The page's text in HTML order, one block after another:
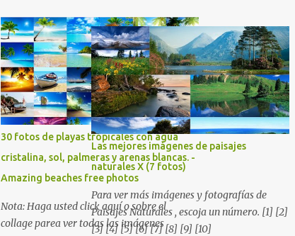
que al igual que yo, ustedes disfruten de
estas increíbles imágenes que son un
merecido tributo a nuestro planeta. Las
verdes montañas, los ríos de agua viva,
lagos, bosques y cascadas, son algunos de
los elementos que hoy acompañan a esta
serie fascinante de fotografía sobre paisajes
naturales. Que tengan un feliz jueves
(imágenes con mensajes) con mis mejores
deseos a través de la distancia.
Sinceramente, José Luis Ávila Herrera.
30 fotos de playas tropicales con agua
cristalina, sol, palmeras y arenas blancas. -
Amazing beaches free photos
Nota: Haga usted click aquí o sobre el
collage parea ver todas las imágenes
alarde de su encantadora belleza. Espero
que al igual que yo, ustedes disfruten de
estas increíbles imágenes que son un
merecido tributo a nuestro planeta. Las
verdes montañas, los ríos de agua viva,
lagos, bosques y cascadas, son algunos de
los elementos que hoy acompañan a esta
serie fascinante de fotografía sobre paisajes
naturales. Que tengan un feliz jueves
(imágenes con mensajes) con mis mejores
deseos a través de la distancia.
Sinceramente, José Luis Ávila Herrera.
Las mejores imágenes de paisajes
naturales X (7 fotos)
Para ver más imágenes y fotografías de
Paisajes Naturales , escoja un número. [1] [2]
[3] [4] [5] [6] [7] [8] [9] [10]